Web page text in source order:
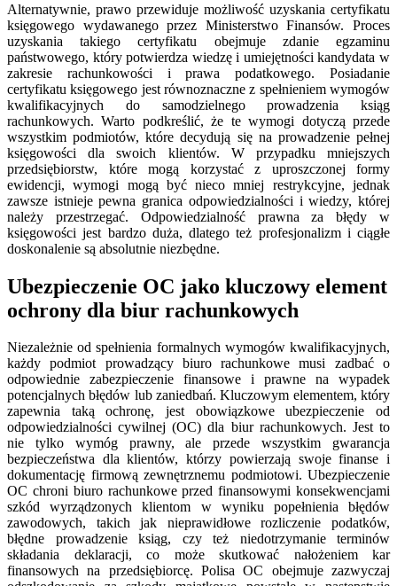
Alternatywnie, prawo przewiduje możliwość uzyskania certyfikatu
księgowego wydawanego przez Ministerstwo Finansów. Proces
uzyskania takiego certyfikatu obejmuje zdanie egzaminu
państwowego, który potwierdza wiedzę i umiejętności kandydata w
zakresie rachunkowości i prawa podatkowego. Posiadanie
certyfikatu księgowego jest równoznaczne z spełnieniem wymogów
kwalifikacyjnych do samodzielnego prowadzenia ksiąg
rachunkowych. Warto podkreślić, że te wymogi dotyczą przede
wszystkim podmiotów, które decydują się na prowadzenie pełnej
księgowości dla swoich klientów. W przypadku mniejszych
przedsiębiorstw, które mogą korzystać z uproszczonej formy
ewidencji, wymogi mogą być nieco mniej restrykcyjne, jednak
zawsze istnieje pewna granica odpowiedzialności i wiedzy, której
należy przestrzegać. Odpowiedzialność prawna za błędy w
księgowości jest bardzo duża, dlatego też profesjonalizm i ciągłe
doskonalenie są absolutnie niezbędne.
Ubezpieczenie OC jako kluczowy element
ochrony dla biur rachunkowych
Niezależnie od spełnienia formalnych wymogów kwalifikacyjnych,
każdy podmiot prowadzący biuro rachunkowe musi zadbać o
odpowiednie zabezpieczenie finansowe i prawne na wypadek
potencjalnych błędów lub zaniedbań. Kluczowym elementem, który
zapewnia taką ochronę, jest obowiązkowe ubezpieczenie od
odpowiedzialności cywilnej (OC) dla biur rachunkowych. Jest to
nie tylko wymóg prawny, ale przede wszystkim gwarancja
bezpieczeństwa dla klientów, którzy powierzają swoje finanse i
dokumentację firmową zewnętrznemu podmiotowi. Ubezpieczenie
OC chroni biuro rachunkowe przed finansowymi konsekwencjami
szkód wyrządzonych klientom w wyniku popełnienia błędów
zawodowych, takich jak nieprawidłowe rozliczenie podatków,
błędne prowadzenie ksiąg, czy też niedotrzymanie terminów
składania deklaracji, co może skutkować nałożeniem kar
finansowych na przedsiębiorcę. Polisa OC obejmuje zazwyczaj